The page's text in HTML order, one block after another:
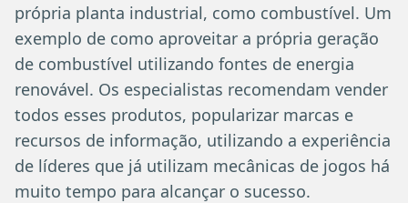
própria planta industrial, como combustível. Um
exemplo de como aproveitar a própria geração
de combustível utilizando fontes de energia
renovável. Os especialistas recomendam vender
todos esses produtos, popularizar marcas e
recursos de informação, utilizando a experiência
de líderes que já utilizam mecânicas de jogos há
muito tempo para alcançar o sucesso.